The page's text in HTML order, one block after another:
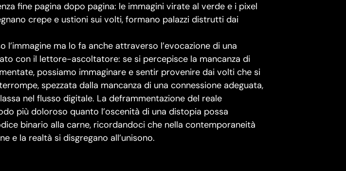
fine pagina dopo pagina: le immagini virate al verde e i pixel
crepe e ustioni sui volti, formano palazzi distrutti dai
ma lo fa anche attraverso l’evocazione di una
con il lettore-ascoltatore: se si percepisce la mancanza di
possiamo immaginare e sentir provenire dai volti che si
spezzata dalla mancanza di una connessione adeguata,
nel flusso digitale. La deframmentazione del reale
più doloroso quanto l’oscenità di una distopia possa
binario alla carne, ricordandoci che nella contemporaneità
e la realtà si disgregano all’unisono.